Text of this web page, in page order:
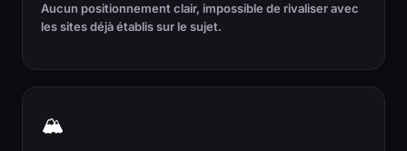
Aucun positionnement clair, impossible de rivaliser avec
les sites déjà établis sur le sujet.
🏔️